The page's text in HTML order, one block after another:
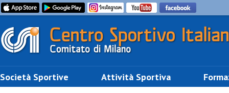
Società Sportive Attività Sportiva